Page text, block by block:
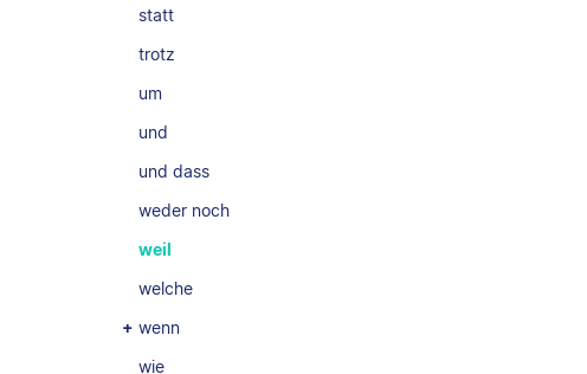
statt
trotz
um
und
und dass
weder noch
weil
welche
wenn
wie